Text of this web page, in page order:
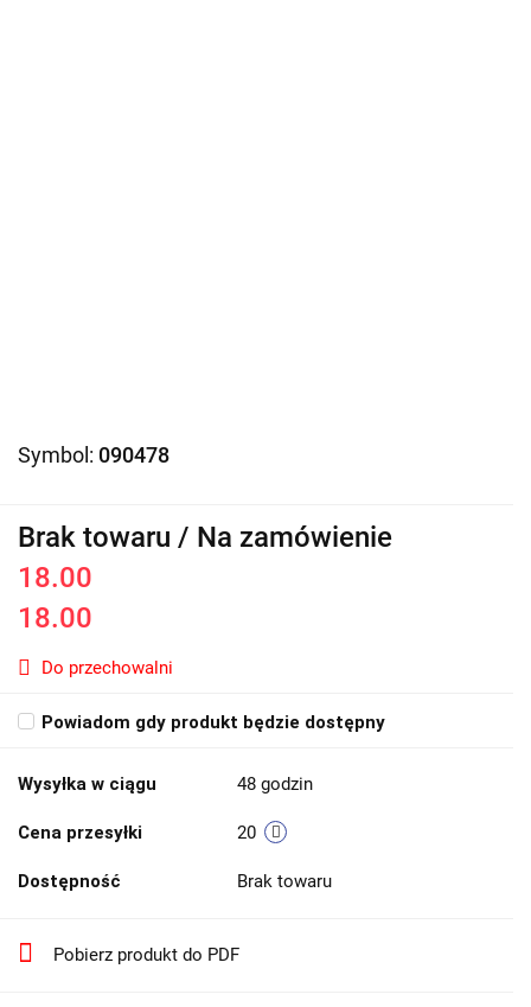
Symbol: 090478
Brak towaru / Na zamówienie
18.00
18.00
Do przechowalni
Powiadom gdy produkt będzie dostępny
Wysyłka w ciągu 48 godzin
Cena przesyłki 20
Dostępność Brak towaru
Pobierz produkt do PDF